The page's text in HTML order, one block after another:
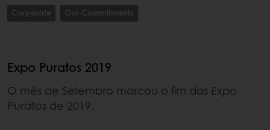
Corporate Our Commitments
Expo Puratos 2019
O mês de Setembro marcou o fim das Expo
Puratos de 2019.